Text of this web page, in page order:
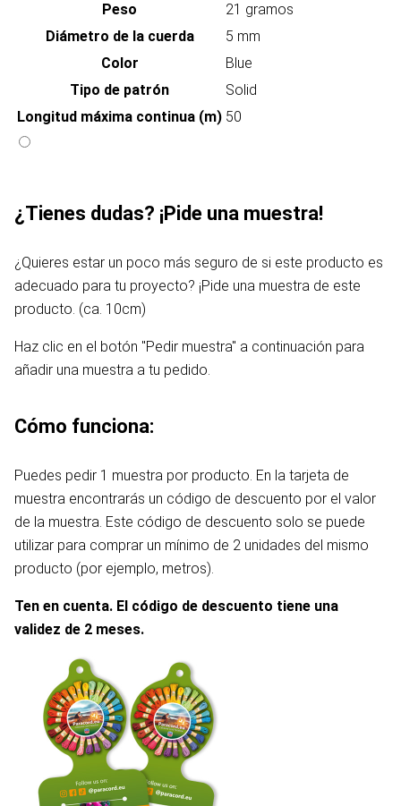
Peso
21 gramos
Diámetro de la cuerda
5 mm
Color
Blue
Tipo de patrón
Solid
Longitud máxima continua (m) 50
¿Tienes dudas? ¡Pide una muestra!
¿Quieres estar un poco más seguro de si este producto es
adecuado para tu proyecto? ¡Pide una muestra de este
producto. (ca. 10cm)
Haz clic en el botón "Pedir muestra" a continuación para
añadir una muestra a tu pedido.
Cómo funciona:
Puedes pedir 1 muestra por producto. En la tarjeta de
muestra encontrarás un código de descuento por el valor
de la muestra. Este código de descuento solo se puede
utilizar para comprar un mínimo de 2 unidades del mismo
producto (por ejemplo, metros).
Ten en cuenta. El código de descuento tiene una
validez de 2 meses.